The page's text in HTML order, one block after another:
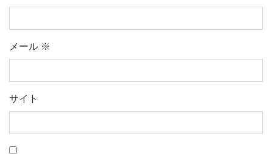
メール ※
サイト